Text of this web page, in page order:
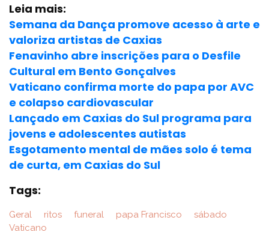
Leia mais:
Semana da Dança promove acesso à arte e
valoriza artistas de Caxias
Fenavinho abre inscrições para o Desfile
Cultural em Bento Gonçalves
Vaticano confirma morte do papa por AVC
e colapso cardiovascular
Lançado em Caxias do Sul programa para
jovens e adolescentes autistas
Esgotamento mental de mães solo é tema
de curta, em Caxias do Sul
Tags:
Geral ritos funeral papa Francisco
sábado
Vaticano